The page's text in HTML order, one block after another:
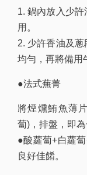
1. 鍋內放入少
用。
2. 少許香油及
均勻，再將備用
●法式蕪菁
將煙燻鮪魚薄
蔔)，排盤，即為
●酸蘿蔔+白蘿
良好佳餚。